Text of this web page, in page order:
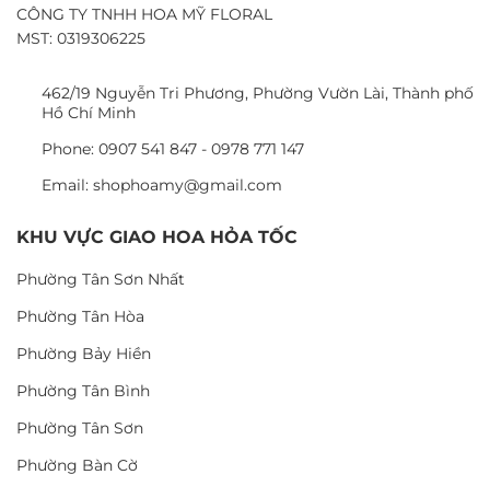
CÔNG TY TNHH HOA MỸ FLORAL
MST: 0319306225
462/19 Nguyễn Tri Phương, Phường Vườn Lài, Thành phố
Hồ Chí Minh
Phone: 0907 541 847 - 0978 771 147
Email: shophoamy@gmail.com
KHU VỰC GIAO HOA HỎA TỐC
Phường Tân Sơn Nhất
Phường Tân Hòa
Phường Bảy Hiền
Phường Tân Bình
Phường Tân Sơn
Phường Bàn Cờ